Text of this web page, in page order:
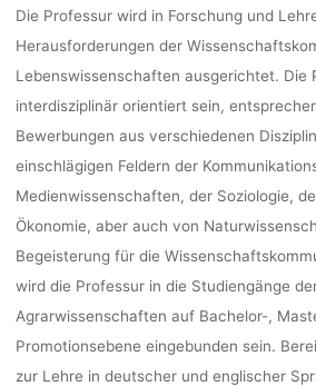
Die Professur wird in Forschung und
Herausforderungen der
Lebenswissenschaften ausgerichtet. Die
interdisziplinär orientiert sein,
Bewerbungen aus verschiedenen
einschlägigen Feldern der
Medienwissenschaften, der Soziologie,
Ökonomie, aber auch von
Begeisterung für die
wird die Professur in die Studiengänge
Agrarwissenschaften auf Bachelor-,
Promotionsebene eingebunden sein.
zur Lehre in deutscher und englischer